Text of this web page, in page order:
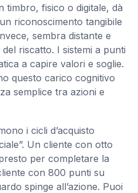
timbro, fisico o digitale, dà
riconoscimento tangibile
sembra distante e
riscatto. I sistemi a punti
a capire valori e soglie.
questo carico cognitivo
semplice tra azioni e
i cicli d’acquisto
Un cliente con otto
per completare la
con 800 punti su
spinge all’azione. Puoi